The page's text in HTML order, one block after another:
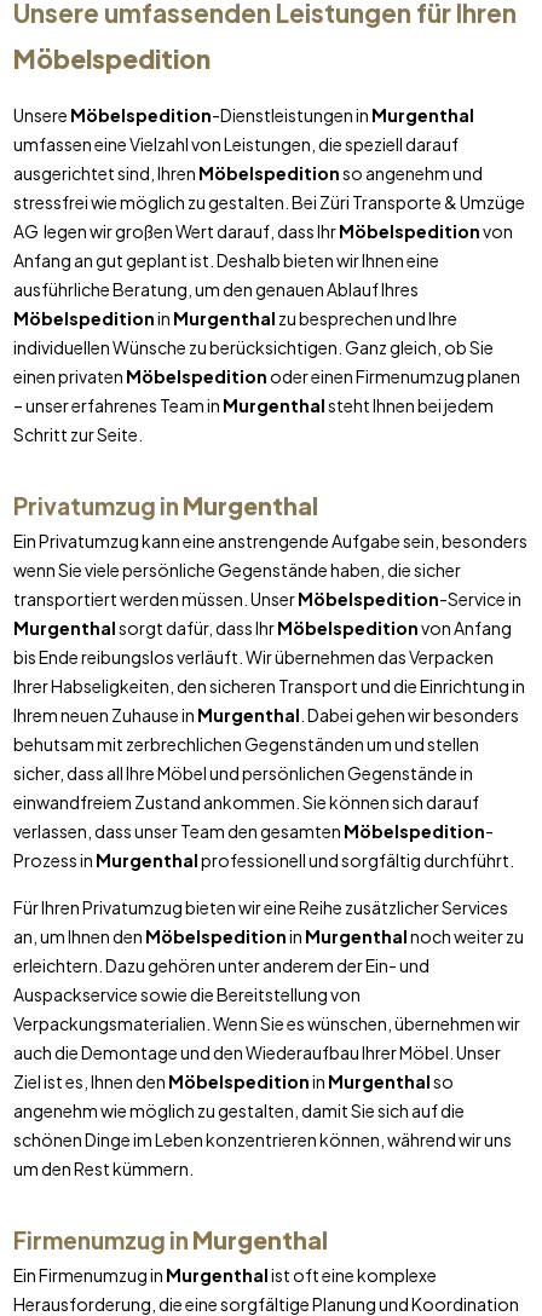
Unsere umfassenden Leistungen für Ihren
Möbelspedition
Unsere Möbelspedition-Dienstleistungen in Murgenthal
umfassen eine Vielzahl von Leistungen, die speziell darauf
ausgerichtet sind, Ihren Möbelspeditionso angenehm und
stressfrei wie möglich zu gestalten. Bei Züri Transporte & Umzüge
AG legen wir großen Wert darauf, dass IhrMöbelspeditionvon
Anfang an gut geplant ist. Deshalb bieten wir Ihnen eine
ausführliche Beratung, um den genauen Ablauf Ihres
Möbelspeditionin Murgenthal zu besprechen und Ihre
individuellen Wünsche zu berücksichtigen. Ganz gleich, ob Sie
einen privaten Möbelspeditionoder einen Firmenumzug planen
– unser erfahrenes Team in Murgenthalsteht Ihnen bei jedem
Schritt zur Seite.
Privatumzug in Murgenthal
Ein Privatumzug kann eine anstrengende Aufgabe sein, besonders
wenn Sie viele persönliche Gegenstände haben, die sicher
transportiert werden müssen. UnserMöbelspedition-Service in
Murgenthalsorgt dafür, dass IhrMöbelspeditionvon Anfang
bis Ende reibungslos verläuft. Wir übernehmen das Verpacken
Ihrer Habseligkeiten, den sicheren Transport und die Einrichtung in
Ihrem neuen Zuhause in Murgenthal . Dabei gehen wir besonders
behutsam mit zerbrechlichen Gegenständen um und stellen
sicher, dass all Ihre Möbel und persönlichen Gegenstände in
einwandfreiem Zustand ankommen. Sie können sich darauf
verlassen, dass unser Team den gesamten Möbelspedition-
Prozess in Murgenthalprofessionell und sorgfältig durchführt.
Für Ihren Privatumzug bieten wir eine Reihe zusätzlicher Services
an, um Ihnen den Möbelspeditionin Murgenthalnoch weiter zu
erleichtern. Dazu gehören unter anderem der Ein- und
Auspackservice sowie die Bereitstellung von
Verpackungsmaterialien. Wenn Sie es wünschen, übernehmen wir
auch die Demontage und den Wiederaufbau Ihrer Möbel. Unser
Ziel ist es, Ihnen den Möbelspeditionin Murgenthalso
angenehm wie möglich zu gestalten, damit Sie sich auf die
schönen Dinge im Leben konzentrieren können, während wir uns
um den Rest kümmern.
Firmenumzug in Murgenthal
Ein Firmenumzug in Murgenthalist oft eine komplexe
Herausforderung, die eine sorgfältige Planung und Koordination